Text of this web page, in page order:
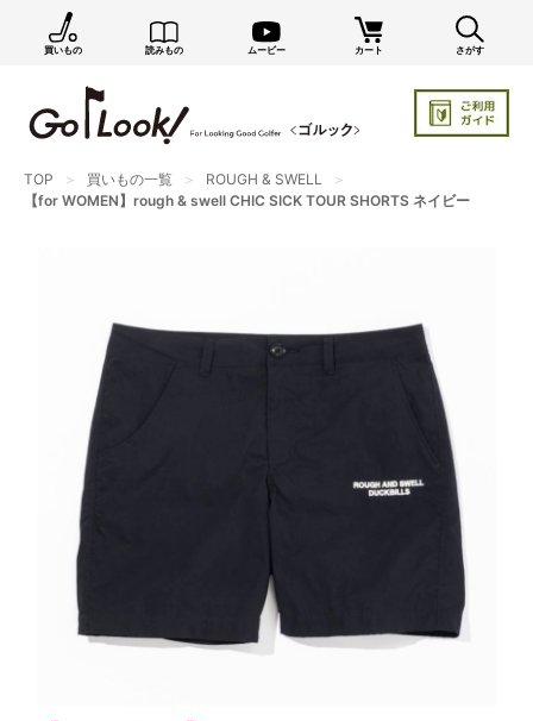
買いもの 読みもの ムービー カート さがす
TOP 買いもの一覧
ROUGH & SWELL
【for WOMEN】rough & swell CHIC SICK TOUR SHORTS ネイビー
×
GO/LOOK! からのお知らせ（受信設定）
新商品情報や編集部のオススメ、オトクな情報・買い
まだご登録でない方はぜひ！
いつでもメール内のリンクから配信停止できます